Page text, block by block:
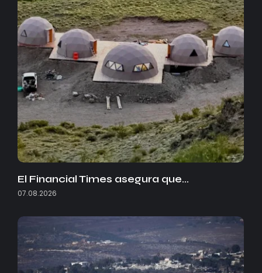
El Financial Times asegura que…
07.08.2026